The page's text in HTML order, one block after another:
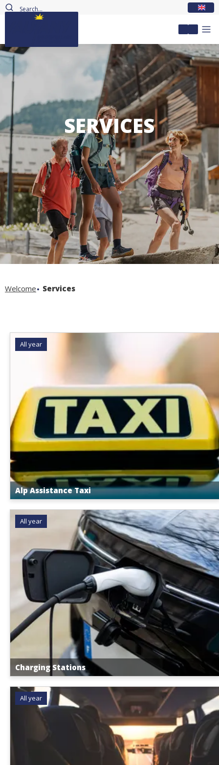
My
SERVICES
Welcome Services
All year
Alp Assistance Taxi
All year
Charging Stations
All year